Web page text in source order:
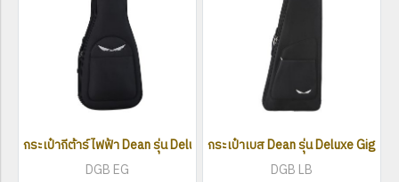
กระเป๋ากีต้าร์ไฟฟ้า Dean รุ่น Deluxe Gig Bag (DGB EG)
DGB EG
กระเป๋าเบส Dean รุ่น Deluxe Gig
DGB LB